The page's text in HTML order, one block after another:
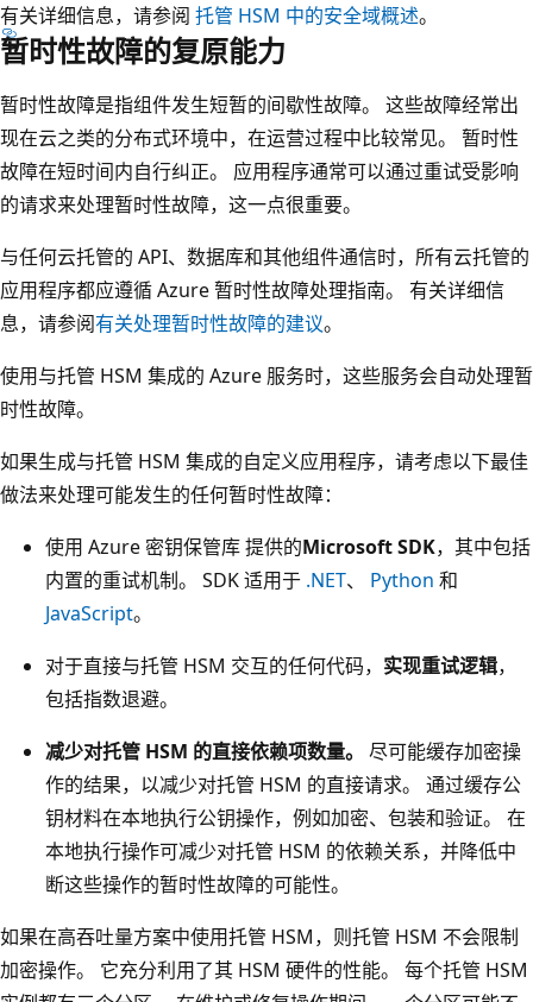
有关详细信息，请参阅 托管 HSM 中的安全域概述。
暂时性故障的复原能力
暂时性故障是指组件发生短暂的间歇性故障。 这些故障经常出
现在云之类的分布式环境中，在运营过程中比较常见。 暂时性
故障在短时间内自行纠正。 应用程序通常可以通过重试受影响
的请求来处理暂时性故障，这一点很重要。
与任何云托管的 API、数据库和其他组件通信时，所有云托管的
应用程序都应遵循 Azure 暂时性故障处理指南。 有关详细信
息，请参阅有关处理暂时性故障的建议。
使用与托管 HSM 集成的 Azure 服务时，这些服务会自动处理暂
时性故障。
如果生成与托管 HSM 集成的自定义应用程序，请考虑以下最佳
做法来处理可能发生的任何暂时性故障：
使用 Azure 密钥保管库 提供的Microsoft SDK，其中包括
内置的重试机制。 SDK 适用于 .NET、 Python 和
JavaScript。
对于直接与托管 HSM 交互的任何代码， 实现重试逻辑，
包括指数退避。
减少对托管 HSM 的直接依赖项数量。 尽可能缓存加密操
作的结果，以减少对托管 HSM 的直接请求。 通过缓存公
钥材料在本地执行公钥操作，例如加密、包装和验证。 在
本地执行操作可减少对托管 HSM 的依赖关系，并降低中
断这些操作的暂时性故障的可能性。
如果在高吞吐量方案中使用托管 HSM，则托管 HSM 不会限制
加密操作。 它充分利用了其 HSM 硬件的性能。 每个托管 HSM